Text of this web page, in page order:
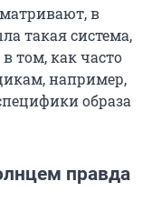
в
такая система,
том, как часто
например,
образа
правда